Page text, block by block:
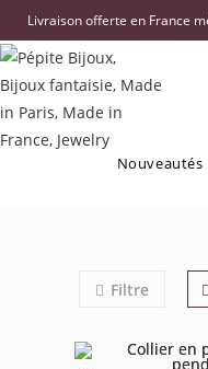
Livraison offerte en France
Nouveautés
Filtre